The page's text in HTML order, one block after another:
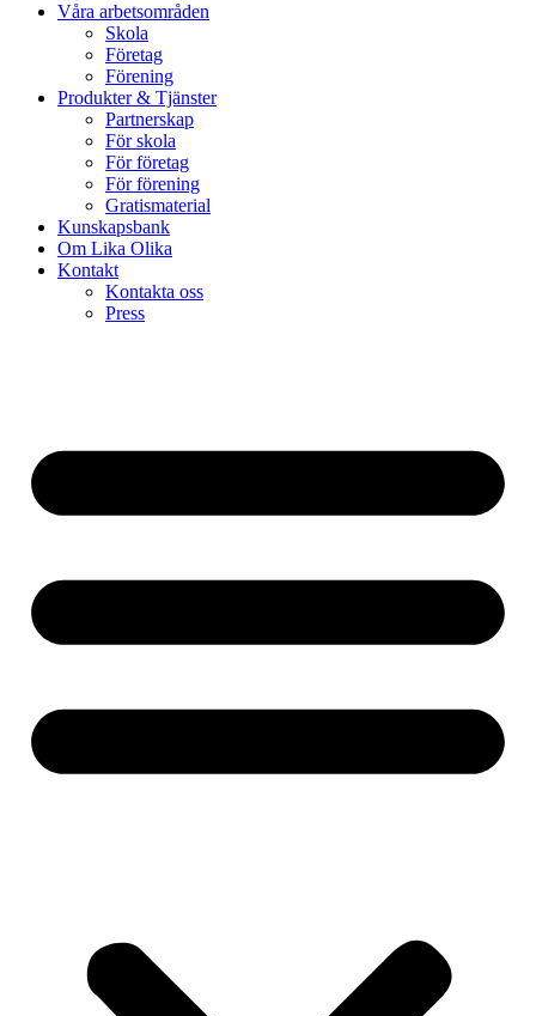
Våra arbetsområden
Skola
Företag
Förening
Produkter & Tjänster
Partnerskap
För skola
För företag
För förening
Gratismaterial
Kunskapsbank
Om Lika Olika
Kontakt
Kontakta oss
Press